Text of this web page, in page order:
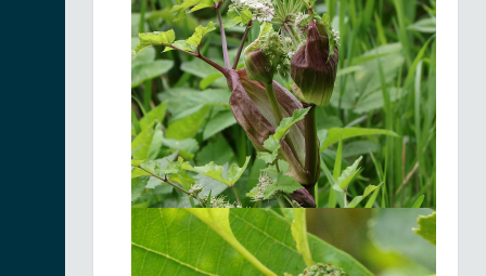
Anemonastrum
narcissiflorum
02/07/2026
Fiche espèce
Néottie cordée |
Neottia cordata
30/06/2026
Fiche espèce
Néottie cordée |
Neottia cordata
30/06/2026